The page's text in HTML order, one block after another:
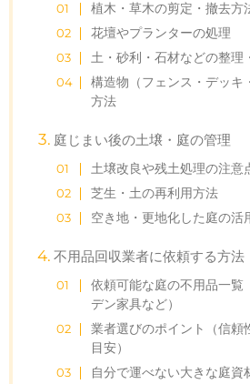
植木・草木の剪定・撤去方
花壇やプランターの処理
土・砂利・石材などの整理
構造物（フェンス・デッキ
方法
庭じまい後の土壌・庭の管理
土壌改良や残土処理の注意
芝生・土の再利用方法
空き地・更地化した庭の活
不用品回収業者に依頼する方法
依頼可能な庭の不用品一覧
デン家具など）
業者選びのポイント（信頼
目安）
自分で運べない大きな庭資